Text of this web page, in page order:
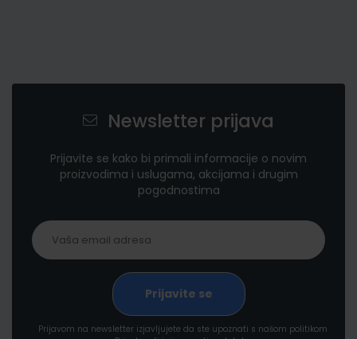
Newsletter prijava
Prijavite se kako bi primali informacije o novim
proizvodima i uslugama, akcijama i drugim
pogodnostima
Prijavom na newsletter izjavljujete da ste upoznati s našom politikom